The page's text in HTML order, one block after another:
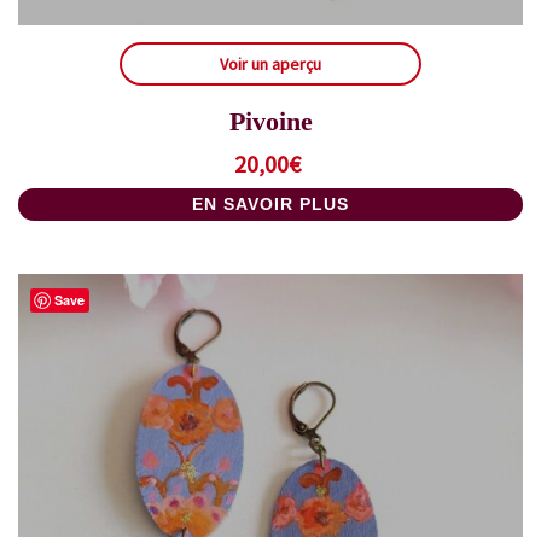
Voir un aperçu
Pivoine
20,00€
EN SAVOIR PLUS
Save